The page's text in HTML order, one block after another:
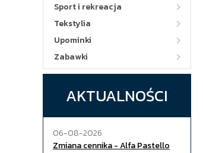
Sport i rekreacja
Tekstylia
Upominki
Zabawki
AKTUALNOŚCI
06-08-2026
Zmiana cennika - Alfa Pastello